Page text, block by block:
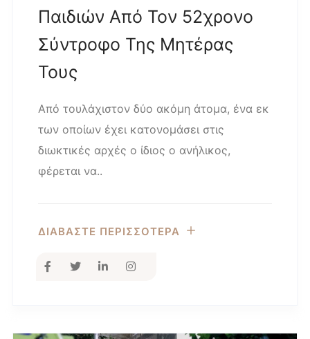
Παιδιών Από Τον 52χρονο
Σύντροφο Της Μητέρας
Τους
Από τουλάχιστον δύο ακόμη άτομα, ένα εκ
των οποίων έχει κατονομάσει στις
διωκτικές αρχές ο ίδιος ο ανήλικος,
φέρεται να..
ΔΙΑΒΑΣΤΕ ΠΕΡΙΣΣΟΤΕΡΑ